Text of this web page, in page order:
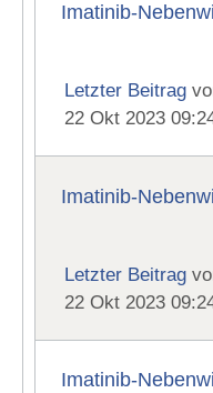
Imatinib-
Letzter Beitrag
22 Okt 2023
Imatinib-
Letzter Beitrag
22 Okt 2023
Imatinib-